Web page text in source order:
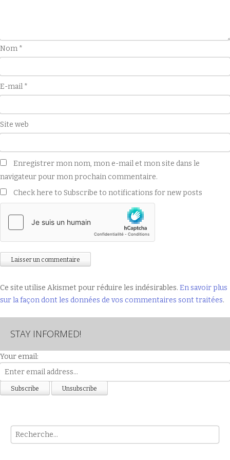
Nom *
E-mail *
Site web
Enregistrer mon nom, mon e-mail et mon site dans le
navigateur pour mon prochain commentaire.
Check here to Subscribe to notifications for new posts
Ce site utilise Akismet pour réduire les indésirables. En savoir plus
sur la façon dont les données de vos commentaires sont traitées.
STAY INFORMED!
Your email:
Rech